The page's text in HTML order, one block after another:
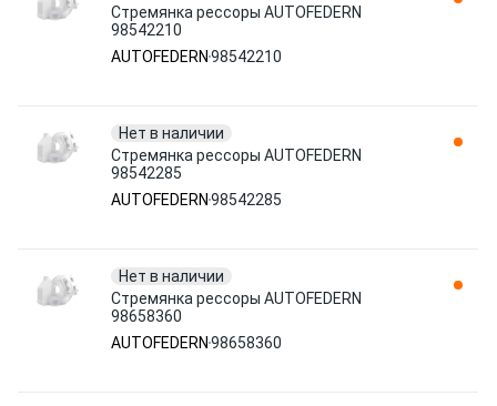
Стремянка рессоры AUTOFEDERN
98542210
AUTOFEDERN 98542210
Нет в наличии
Стремянка рессоры AUTOFEDERN
98542285
AUTOFEDERN 98542285
Нет в наличии
Стремянка рессоры AUTOFEDERN
98658360
AUTOFEDERN 98658360